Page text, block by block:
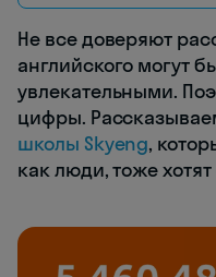
Не все доверяют
английского могут
увлекательными.
цифры.
школы Skyeng,
как люди, тоже